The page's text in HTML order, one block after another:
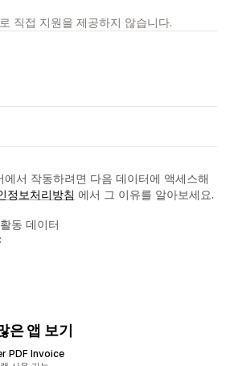
직접 지원을 제공하지 않습니다.
서 작동하려면 다음 데이터에 액세스해
정보처리방침 에서 그 이유를 알아보세요.
동 데이터
은 앱 보기
PDF Invoice